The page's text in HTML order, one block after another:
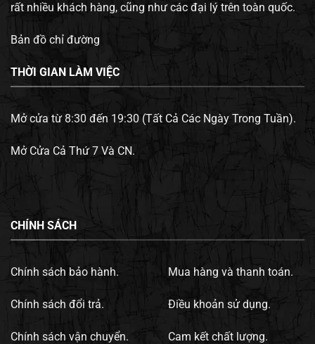
rất nhiều khách hàng, cũng như các đại lý trên toàn quốc.
Bản đồ chỉ đường
THỜI GIAN LÀM VIỆC
Mở cửa từ 8:30 đến 19:30 (Tất Cả Các Ngày Trong Tuần).
Mở Cửa Cả Thứ 7 Và CN.
CHÍNH SÁCH
Chính sách bảo hành.
Chính sách đổi trả.
Chính sách vận chuyển.
Mua hàng và thanh toán.
Điều khoản sử dụng.
Cam kết chất lượng.